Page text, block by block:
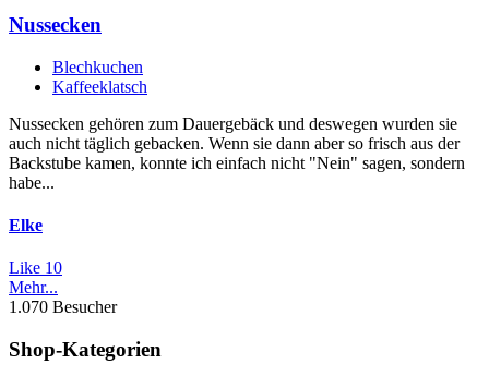
Nussecken
Blechkuchen
Kaffeeklatsch
Nussecken gehören zum Dauergebäck und deswegen wurden sie
auch nicht täglich gebacken. Wenn sie dann aber so frisch aus der
Backstube kamen, konnte ich einfach nicht "Nein" sagen, sondern
habe...
Elke
Like 10
Mehr...
1.070 Besucher
Shop-Kategorien